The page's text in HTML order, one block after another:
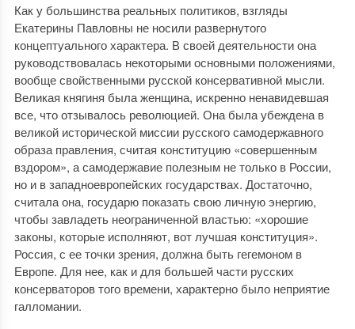
Как у большинства реальных политиков, взгляды
Екатерины Павловны не носили развернутого
концептуального характера. В своей деятельности она
руководствовалась некоторыми основными положениями,
вообще свойственными русской консервативной мысли.
Великая княгиня была женщина, искренно ненавидевшая
все, что отзывалось революцией. Она была убеждена в
великой исторической миссии русского самодержавного
образа правления, считая конституцию «совершенным
вздором», а самодержавие полезным не только в России,
но и в западноевропейских государствах. Достаточно,
считала она, государю показать свою личную энергию,
чтобы завладеть неограниченной властью: «хорошие
законы, которые исполняют, вот лучшая конституция».
Россия, с ее точки зрения, должна быть гегемоном в
Европе. Для нее, как и для большей части русских
консерваторов того времени, характерно было неприятие
галломании.